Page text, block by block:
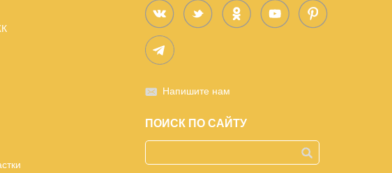
Напишите нам
ПОИСК ПО САЙТУ